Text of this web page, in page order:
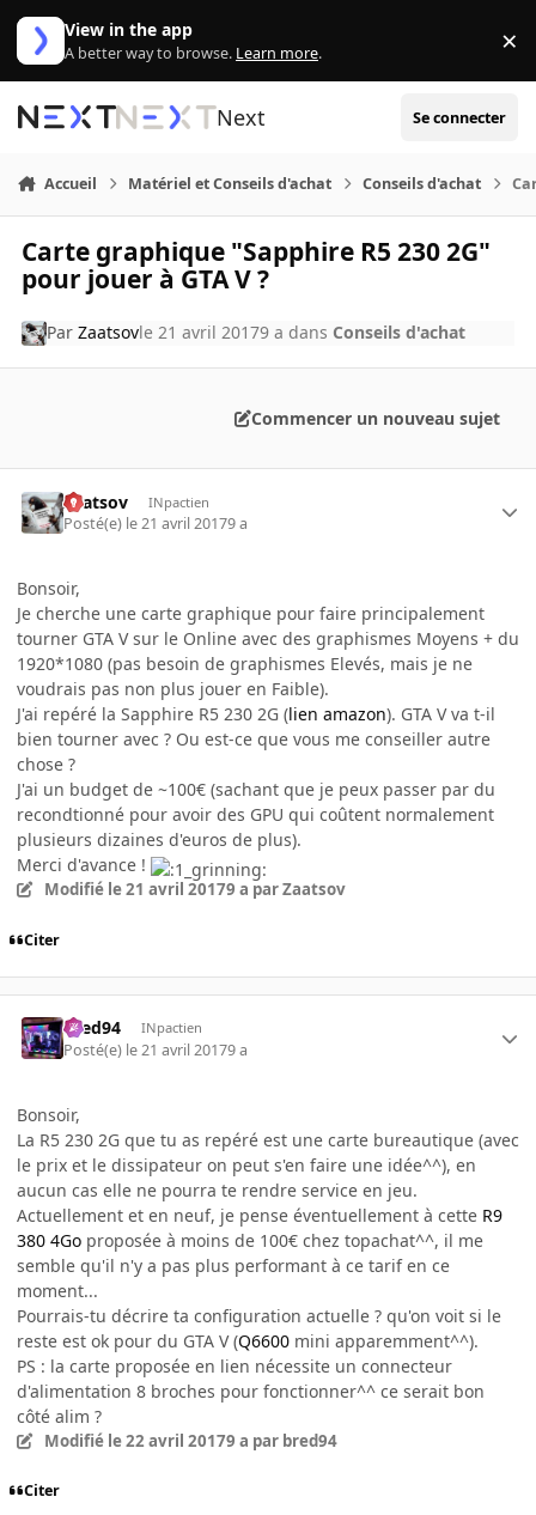
Aller au contenu
View in the app
A better way to browse. Learn more. ×
Next Se connecter
Accueil Matériel et Conseils d'achat Conseils d'achat
Carte graphique "Sapphire R5 230 2G"
pour jouer à GTA V ?
ParZaatsovle 21 avril 20179 a dans Conseils d'achat
Commencer un nouveau sujet
Zaatsov INpactien
Posté(e) le 21 avril 20179 a
Bonsoir,
Je cherche une carte graphique pour faire principalement
tourner GTA V sur le Online avec des graphismes Moyens + du
1920*1080 (pas besoin de graphismes Elevés, mais je ne
voudrais pas non plus jouer en Faible).
J'ai repéré la Sapphire R5 230 2G (lien amazon). GTA V va t-il
bien tourner avec ? Ou est-ce que vous me conseiller autre
chose ?
J'ai un budget de ~100€ (sachant que je peux passer par du
recondtionné pour avoir des GPU qui coûtent normalement
plusieurs dizaines d'euros de plus).
Merci d'avance !
Modifié le 21 avril 20179 a par Zaatsov
Citer
bred94 INpactien
Posté(e) le 21 avril 20179 a
Bonsoir,
La R5 230 2G que tu as repéré est une carte bureautique (avec
le prix et le dissipateur on peut s'en faire une idée^^), en
aucun cas elle ne pourra te rendre service en jeu.
Actuellement et en neuf, je pense éventuellement à cette R9
380 4Go proposée à moins de 100€ chez topachat^^, il me
semble qu'il n'y a pas plus performant à ce tarif en ce
moment...
Pourrais-tu décrire ta configuration actuelle ? qu'on voit si le
reste est ok pour du GTA V (Q6600 mini apparemment^^).
PS : la carte proposée en lien nécessite un connecteur
d'alimentation 8 broches pour fonctionner^^ ce serait bon
côté alim ?
Modifié le 22 avril 20179 a par bred94
Citer